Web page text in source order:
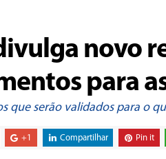
novo
para
que serão validados para o
+1 Compartilhar Pin it